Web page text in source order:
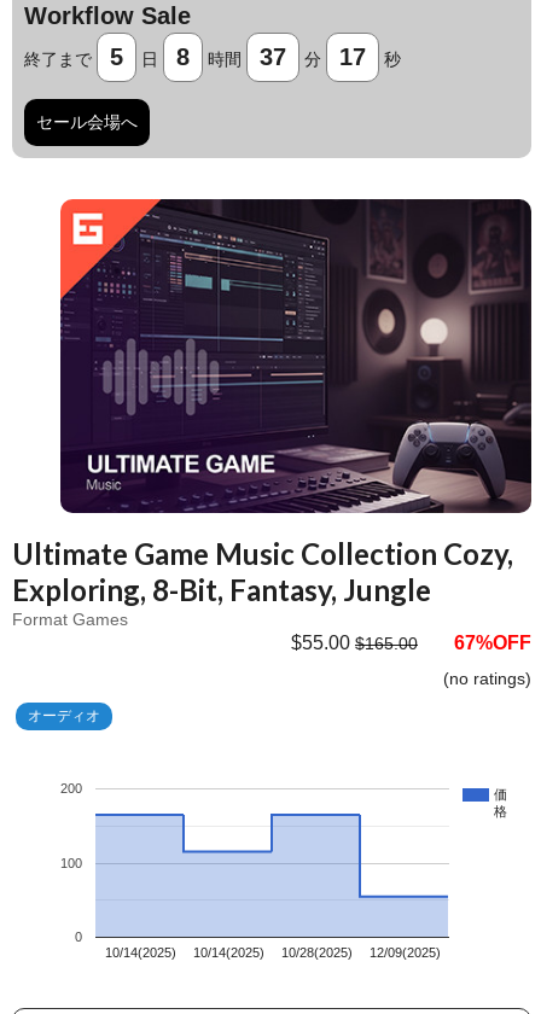
Workflow Sale
終了まで 5 日 8 時間 37 分 16 秒
セール会場へ
Ultimate Game Music Collection Cozy,
Exploring, 8-Bit, Fantasy, Jungle
Format Games
$55.00 $165.00 67%OFF
(no ratings)
オーディオ
価
格
10/14(2025) 10/14(2025) 10/28(2025) 12/09(2025)
0
100
200